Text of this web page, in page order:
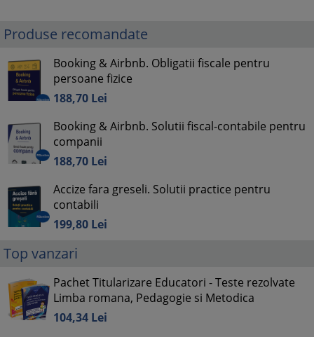
Produse recomandate
Booking & Airbnb. Obligatii fiscale pentru
persoane fizice
188,70 Lei
Booking & Airbnb. Solutii fiscal-contabile pentru
companii
188,70 Lei
Accize fara greseli. Solutii practice pentru
contabili
199,80 Lei
Top vanzari
Pachet Titularizare Educatori - Teste rezolvate
Limba romana, Pedagogie si Metodica
104,34 Lei